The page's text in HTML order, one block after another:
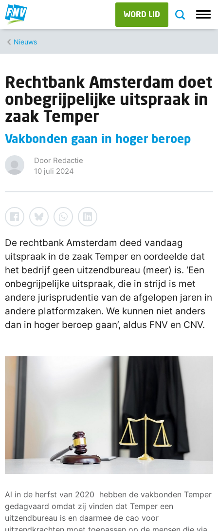
WORD LID
Nieuws
Rechtbank Amsterdam doet
onbegrijpelijke uitspraak in
zaak Temper
Vakbonden gaan in hoger beroep
Door Redactie
10 juli 2024
De rechtbank Amsterdam deed vandaag
uitspraak in de zaak Temper en oordeelde dat
het bedrijf geen uitzendbureau (meer) is. ‘Een
onbegrijpelijke uitspraak, die in strijd is met
andere jurisprudentie van de afgelopen jaren in
andere platformzaken. We kunnen niet anders
dan in hoger beroep gaan’, aldus FNV en CNV.
Al in de herfst van 2020 hebben de vakbonden Temper
gedagvaard omdat zij vinden dat Temper een
uitzendbureau is en daarmee de cao voor